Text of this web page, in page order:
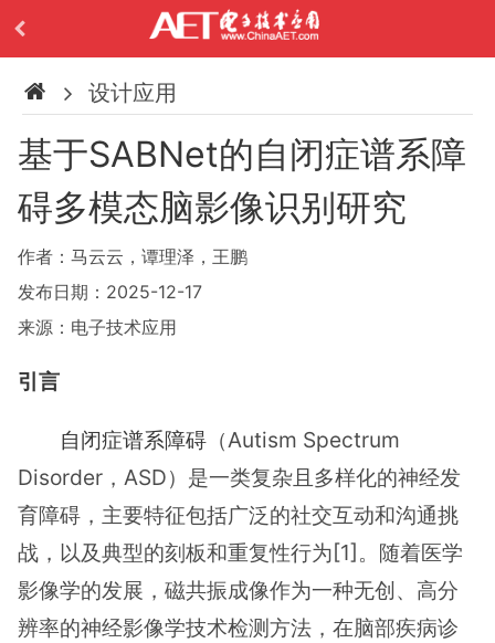
设计应用
基于SABNet的自闭症谱系障
碍多模态脑影像识别研究
作者：马云云，谭理泽，王鹏
发布日期：2025-12-17
来源：电子技术应用
引言
自闭症谱系障碍 （Autism Spectrum
Disorder，ASD）是一类复杂且多样化的神经发
育障碍，主要特征包括广泛的社交互动和沟通挑
战，以及典型的刻板和重复性行为[1]。随着医学
影像学的发展，磁共振成像作为一种无创、高分
辨率的神经影像学技术检测方法，在脑部疾病诊